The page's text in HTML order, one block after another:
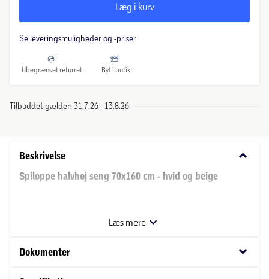
Læg i kurv
Se leveringsmuligheder og -priser
Ubegrænset returret Byt i butik
Tilbuddet gælder: 31.7.26 - 13.8.26
Beskrivelse keyboard_arrow_down
Spiloppe halvhøj seng 70x160 cm - hvid og beige
soveplads og mulighed for leg. Den halvhøje konstruktion
hulebygning, og det medfølgende forhæng i beige farve
Læs mere
Dokumenter keyboard_arrow_down